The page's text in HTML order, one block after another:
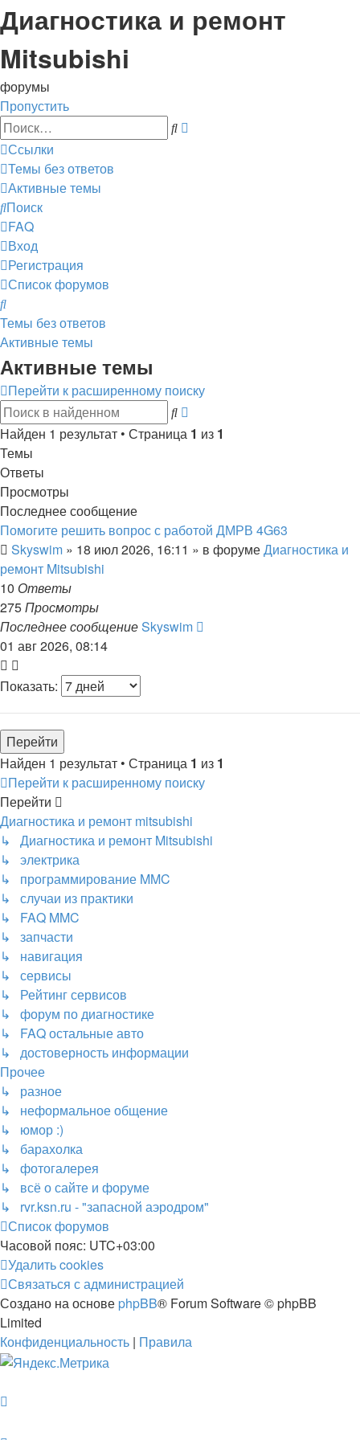
Диагностика и ремонт
Mitsubishi
форумы
Пропустить
Поиск
Ссылки
Темы без ответов
Активные темы
Поиск
FAQ
Вход
Регистрация
Список форумов
Поиск
Темы без ответов
Активные темы
Активные темы
Перейти к расширенному поиску
Поиск
поиск
Найден 1 результат • Страница 1 из 1
Темы
Ответы
Просмотры
Последнее сообщение
Помогите решить вопрос с работой ДМРВ 4G63
Skyswim » 18 июл 2026, 16:11 » в форумеДиагностика и
ремонт Mitsubishi
10 Ответы
275Просмотры
Последнее сообщениеSkyswim
01 авг 2026, 08:14
Показать:
Найден 1 результат • Страница 1 из 1
Перейти к расширенному поиску
Перейти
Диагностика и ремонт mitsubishi
↳ Диагностика и ремонт Mitsubishi
↳ электрика
↳ программирование MMC
↳ случаи из практики
↳ FAQ MMC
↳ запчасти
↳ навигация
↳ сервисы
↳ Рейтинг сервисов
↳ форум по диагностике
↳ FAQ остальные авто
↳ достоверность информации
Прочее
↳ разное
↳ неформальное общение
↳ юмор :)
↳ барахолка
↳ фотогалерея
↳ всё о сайте и форуме
↳ rvr.ksn.ru - "запасной аэродром"
Список форумов
Часовой пояс: UTC+03:00
Удалить cookies
Связаться с администрацией
Создано на основе phpBB® Forum Software © phpBB
Limited
Конфиденциальность | Правила